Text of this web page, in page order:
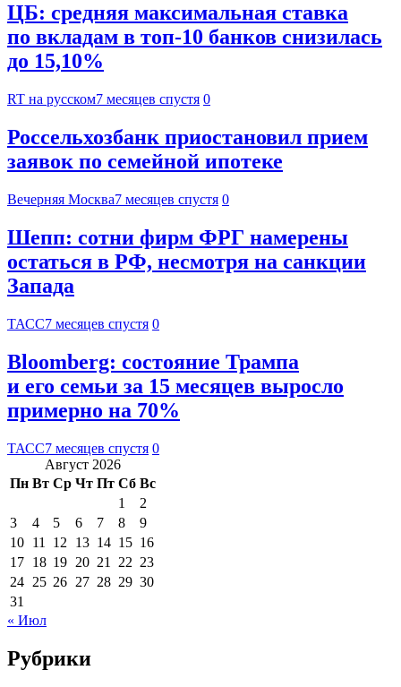
ЦБ: средняя максимальная ставка
по вкладам в топ-10 банков снизилась
до 15,10%
RT на русском7 месяцев спустя 0
Россельхозбанк приостановил прием
заявок по семейной ипотеке
Вечерняя Москва7 месяцев спустя 0
Шепп: сотни фирм ФРГ намерены
остаться в РФ, несмотря на санкции
Запада
ТАСС7 месяцев спустя 0
Bloomberg: состояние Трампа
и его семьи за 15 месяцев выросло
примерно на 70%
ТАСС7 месяцев спустя 0
Август 2026
Пн Вт Ср Чт Пт Сб Вс
1
2
3
4 5 6 7 8
9
10 11 12 13 14 15 16
17 18 19 20 21 22 23
24 25 26 27 28 29 30
31
« Июл
Рубрики